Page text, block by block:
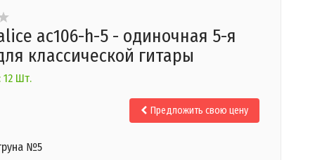
ac106-h-5 - одиночная 5-я
классической гитары
12 Шт.
Предложить свою цену
№5